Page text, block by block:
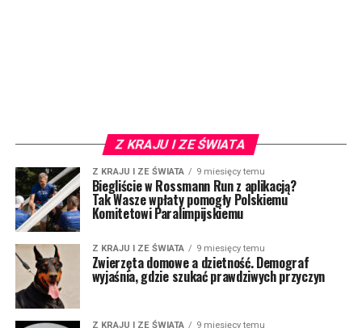
Z KRAJU I ZE ŚWIATA
Z KRAJU I ZE ŚWIATA 9 miesięcy temu
Biegliście w Rossmann Run z aplikacją?
Tak Wasze wpłaty pomogły Polskiemu
Komitetowi Paralimpijskiemu
Z KRAJU I ZE ŚWIATA 9 miesięcy temu
Zwierzęta domowe a dzietność. Demograf
wyjaśnia, gdzie szukać prawdziwych przyczyn
Z KRAJU I ZE ŚWIATA 9 miesięcy temu